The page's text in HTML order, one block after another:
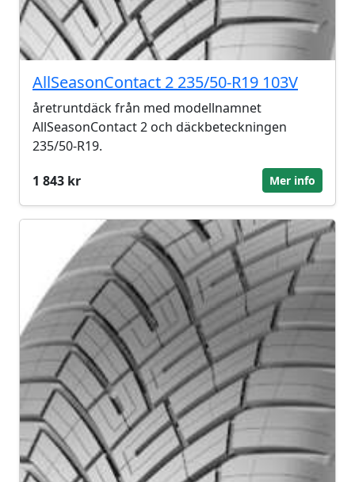
AllSeasonContact 2 235/50-R19 103V
åretruntdäck från med modellnamnet
AllSeasonContact 2 och däckbeteckningen
235/50-R19.
1 843 kr
Mer info